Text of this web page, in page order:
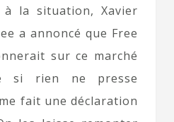
à la situation, Xavier
a annoncé que Free
sur ce marché
si rien ne presse
fait une déclaration